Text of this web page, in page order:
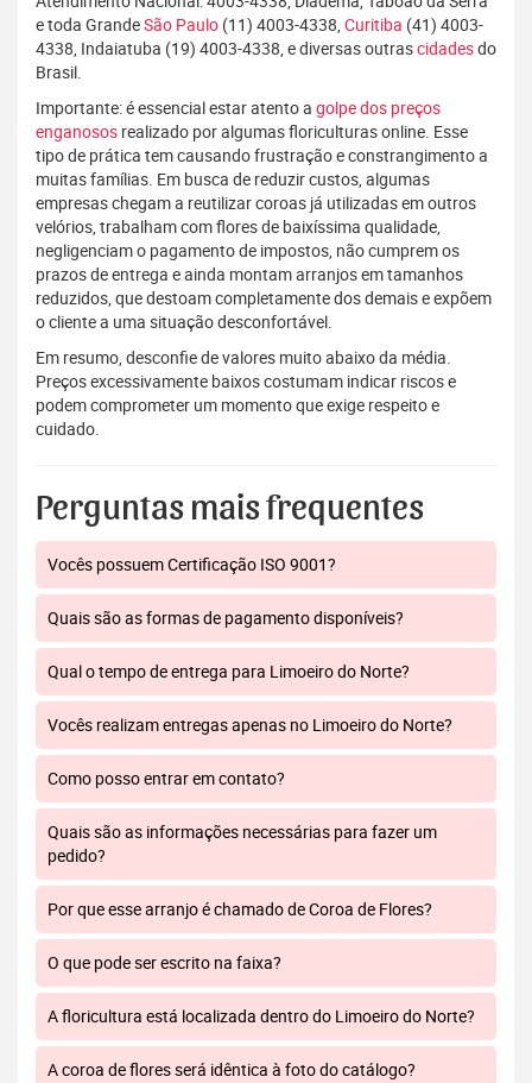
e toda GrandeSão Paulo (11) 4003-4338, Curitiba (41) 4003-
4338, Indaiatuba (19) 4003-4338, e diversas outrascidadesdo
Brasil.
Importante: é essencial estar atento a golpe dos preços
enganosos realizado por algumas floriculturas online. Esse
tipo de prática tem causando frustração e constrangimento a
muitas famílias. Em busca de reduzir custos, algumas
empresas chegam a reutilizar coroas já utilizadas em outros
velórios, trabalham com flores de baixíssima qualidade,
negligenciam o pagamento de impostos, não cumprem os
prazos de entrega e ainda montam arranjos em tamanhos
reduzidos, que destoam completamente dos demais e expõem
o cliente a uma situação desconfortável.
Em resumo, desconfie de valores muito abaixo da média.
Preços excessivamente baixos costumam indicar riscos e
podem comprometer um momento que exige respeito e
cuidado.
Perguntas mais frequentes
Vocês possuem Certificação ISO 9001?
Quais são as formas de pagamento disponíveis?
Qual o tempo de entrega para Limoeiro do Norte?
Vocês realizam entregas apenas no Limoeiro do Norte?
Como posso entrar em contato?
Quais são as informações necessárias para fazer um
pedido?
Por que esse arranjo é chamado de Coroa de Flores?
O que pode ser escrito na faixa?
A floricultura está localizada dentro do Limoeiro do Norte?
A coroa de flores será idêntica à foto do catálogo?